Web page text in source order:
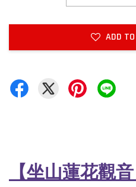
ADD
【坐山蓮花觀音